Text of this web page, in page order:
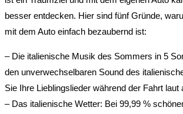
besser entdecken. Hier sind fünf Gründe,
mit dem Auto einfach bezaubernd ist:
– Die italienische Musik des Sommers in 5
den unverwechselbaren Sound des
Sie Ihre Lieblingslieder während der Fahrt laut
– Das italienische Wetter: Bei 99,99 %